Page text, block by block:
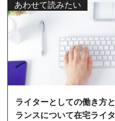
あわせて読みたい
ライターとしての働き方
ランスについて在宅ライ